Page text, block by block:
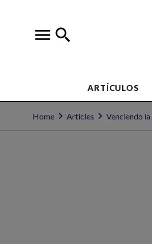
ARTÍCULOS
Home Articles Venciendo la